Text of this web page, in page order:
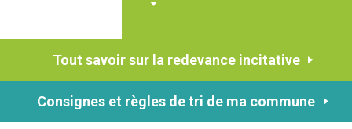
Tout savoir sur la redevance incitative
Consignes et règles de tri de ma commune